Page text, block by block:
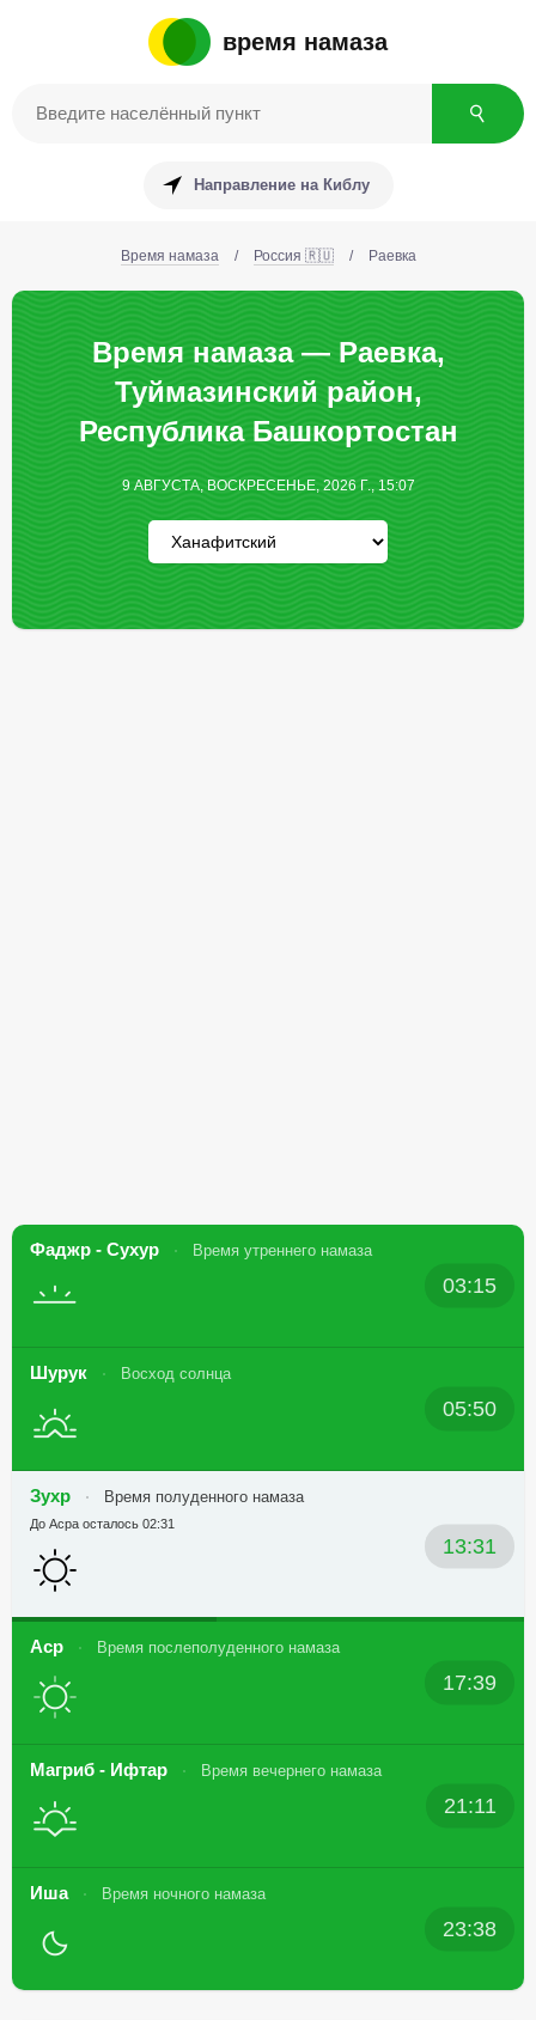
время намаза
Направление на Киблу
Время намаза / Россия 🇷🇺 / Раевка
Время намаза — Раевка,
Туймазинский район,
Республика Башкортостан
9 АВГУСТА, ВОСКРЕСЕНЬЕ, 2026 Г., 15:07
Фаджр - Сухур Время утреннего намаза
03:15
Шурук Восход солнца
05:50
Зухр Время полуденного намаза
13:31
До Асра осталось 02:31
Аср Время послеполуденного намаза
17:39
Магриб - Ифтар Время вечернего намаза
21:11
Иша Время ночного намаза
23:38